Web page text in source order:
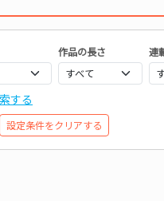
作品の長さ 連
する
設定条件をクリアする